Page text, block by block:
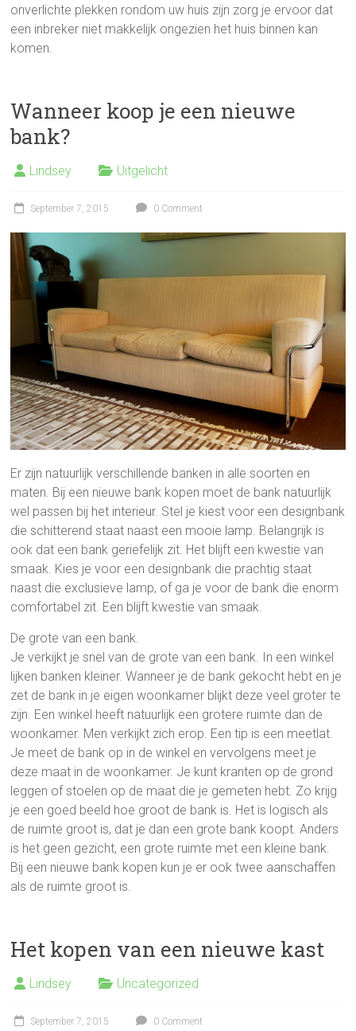
onverlichte plekken rondom uw huis zijn zorg je ervoor dat
een inbreker niet makkelijk ongezien het huis binnen kan
komen.
Wanneer koop je een nieuwe
bank?
Lindsey Uitgelicht
September 7, 2015 0 Comment
Er zijn natuurlijk verschillende banken in alle soorten en
maten. Bij een nieuwe bank kopen moet de bank natuurlijk
wel passen bij het interieur. Stel je kiest voor een designbank
die schitterend staat naast een mooie lamp. Belangrijk is
ook dat een bank geriefelijk zit. Het blijft een kwestie van
smaak. Kies je voor een designbank die prachtig staat
naast die exclusieve lamp, of ga je voor de bank die enorm
comfortabel zit. Een blijft kwestie van smaak.
De grote van een bank.
Je verkijkt je snel van de grote van een bank. In een winkel
lijken banken kleiner. Wanneer je de bank gekocht hebt en je
zet de bank in je eigen woonkamer blijkt deze veel groter te
zijn. Een winkel heeft natuurlijk een grotere ruimte dan de
woonkamer. Men verkijkt zich erop. Een tip is een meetlat.
Je meet de bank op in de winkel en vervolgens meet je
deze maat in de woonkamer. Je kunt kranten op de grond
leggen of stoelen op de maat die je gemeten hebt. Zo krijg
je een goed beeld hoe groot de bank is. Het is logisch als
de ruimte groot is, dat je dan een grote bank koopt. Anders
is het geen gezicht, een grote ruimte met een kleine bank.
Bij een nieuwe bank kopen kun je er ook twee aanschaffen
als de ruimte groot is.
Het kopen van een nieuwe kast
Lindsey Uncategorized
September 7, 2015 0 Comment